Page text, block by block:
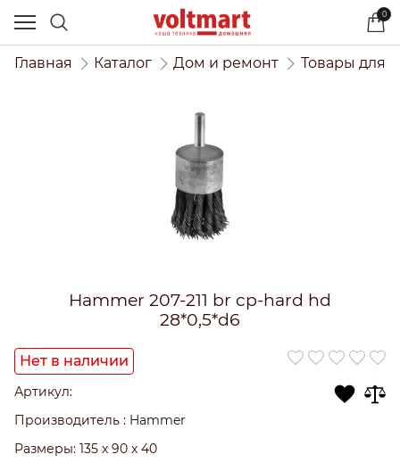
0
Главная Каталог Дом и ремонт Товары для
Hammer 207-211 br cp-hard hd
28*0,5*d6
Нет в наличии
Артикул:
Производитель : Hammer
Размеры: 135 x 90 x 40